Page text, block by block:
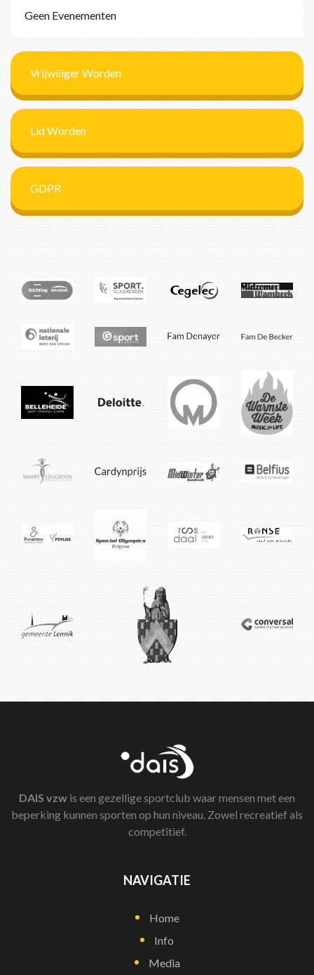
Geen Evenementen
Vrijwiliger Worden
Lid Worden
GDPR
DAIS vzw is een gezellige sportclub waar mensen met een
beperking kunnen sporten op hun niveau. Zowel recreatief als
competitief.
NAVIGATIE
Home
Info
Media